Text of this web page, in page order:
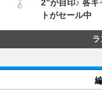
2”が目印♪ 各
トがセール中
ラ